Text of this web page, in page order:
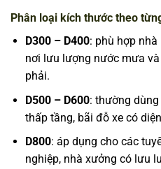
Phân loại kích thước theo
D300 – D400: phù hợp nhà
nơi lưu lượng nước mưa
phải.
D500 – D600: thường
thấp tầng, bãi đỗ xe có
D800: áp dụng cho các
nghiệp, nhà xưởng có lưu